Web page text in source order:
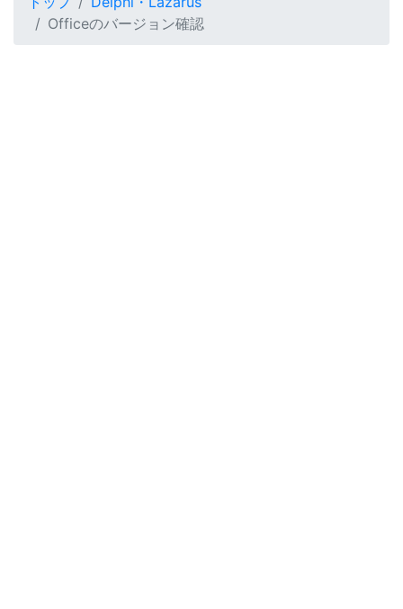
Officeのバージョン確認